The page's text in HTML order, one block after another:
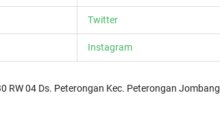
Twitter
Instagram
RW 04 Ds. Peterongan Kec. Peterongan Jombang